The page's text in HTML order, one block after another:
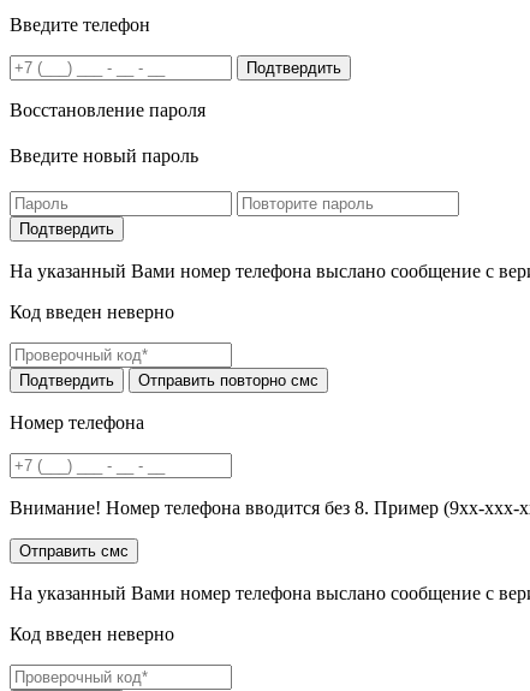
Введите телефон
Подтвердить
Восстановление пароля
Введите новый пароль
На указанный Вами номер телефона выслано сообщение с
Код введен неверно
Номер телефона
Внимание! Номер телефона вводится без 8. Пример (9хх-ххх-
На указанный Вами номер телефона выслано сообщение с
Код введен неверно